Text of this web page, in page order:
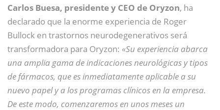
Carlos Buesa, presidente y CEO de Oryzon, ha
declarado que la enorme experiencia de Roger
Bullock en trastornos neurodegenerativos será
transformadora para Oryzon: «Su experiencia abarca
una amplia gama de indicaciones neurológicas y tipos
de fármacos, que es inmediatamente aplicable a su
nuevo papel y a los programas clínicos en la empresa.
De este modo, comenzaremos en unos meses un